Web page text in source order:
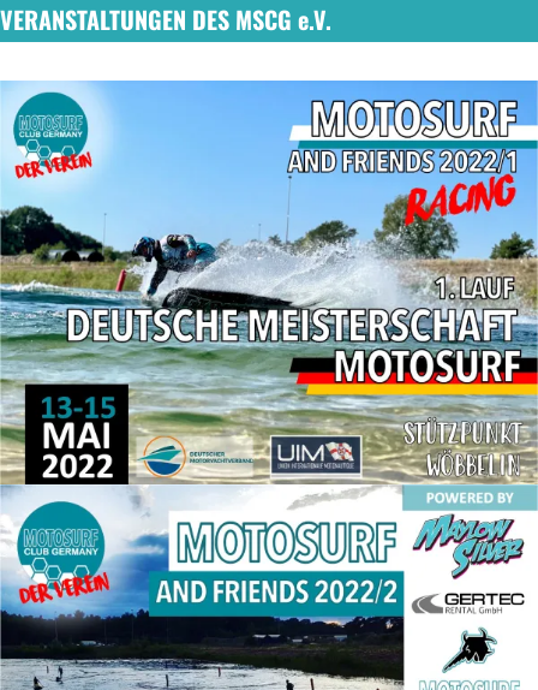
VERANSTALTUNGEN DES MSCG e.V.